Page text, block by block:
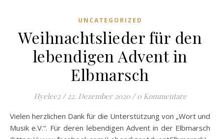
UNCATEGORIZED
Weihnachtslieder für den
lebendigen Advent in
Elbmarsch
Hyelee2 / 22. Dezember 2020 / 0 Kommentare
Vielen herzlichen Dank für die Unterstützung von „Wort und
Musik e.V.“. Für deren lebendigen Advent in der Elbmarsch